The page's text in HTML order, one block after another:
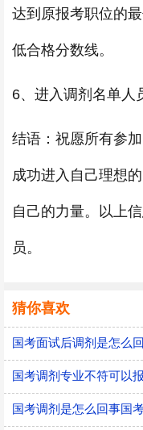
达到原报考职位的
低合格分数线。
6、进入调剂名单人
结语：祝愿所有参
成功进入自己理想
自己的力量。以上
员。
猜你喜欢
国考调剂专业不符可以
国考调剂是怎么回事国